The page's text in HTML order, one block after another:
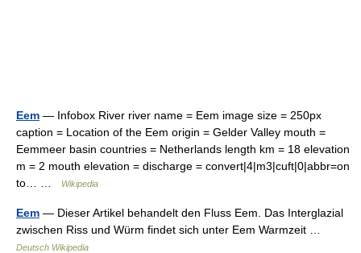
Eem — Infobox River river name = Eem image size = 250px
caption = Location of the Eem origin = Gelder Valley mouth =
Eemmeer basin countries = Netherlands length km = 18 elevation
m = 2 mouth elevation = discharge = convert|4|m3|cuft|0|abbr=on
to… …
Wikipedia
Eem — Dieser Artikel behandelt den Fluss Eem. Das Interglazial
zwischen Riss und Würm findet sich unter Eem Warmzeit …
Deutsch Wikipedia